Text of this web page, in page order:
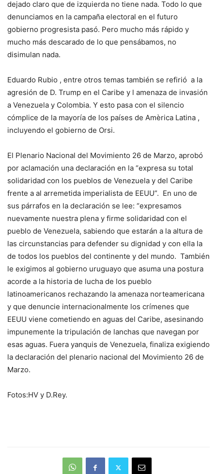
dejado claro que de izquierda no tiene nada. Todo lo que
denunciamos en la campaña electoral en el futuro
gobierno progresista pasó. Pero mucho más rápido y
mucho más descarado de lo que pensábamos, no
disimulan nada.
Eduardo Rubio , entre otros temas también se refirió a la
agresión de D. Trump en el Caribe y l amenaza de invasión
a Venezuela y Colombia. Y esto pasa con el silencio
cómplice de la mayoría de los países de Amèrica Latina ,
incluyendo el gobierno de Orsi.
El Plenario Nacional del Movimiento 26 de Marzo, aprobó
por aclamación una declaración en la “expresa su total
solidaridad con los pueblos de Venezuela y del Caribe
frente a al arremetida imperialista de EEUU”. En uno de
sus párrafos en la declaración se lee: “expresamos
nuevamente nuestra plena y firme solidaridad con el
pueblo de Venezuela, sabiendo que estarán a la altura de
las circunstancias para defender su dignidad y con ella la
de todos los pueblos del continente y del mundo. También
le exigimos al gobierno uruguayo que asuma una postura
acorde a la historia de lucha de los pueblo
latinoamericanos rechazando la amenaza norteamericana
y que denuncie internacionalmente los crímenes que
EEUU viene cometiendo en aguas del Caribe, asesinando
impunemente la tripulación de lanchas que navegan por
esas aguas. Fuera yanquis de Venezuela, finaliza exigiendo
la declaración del plenario nacional del Movimiento 26 de
Marzo.
Fotos:HV y D.Rey.